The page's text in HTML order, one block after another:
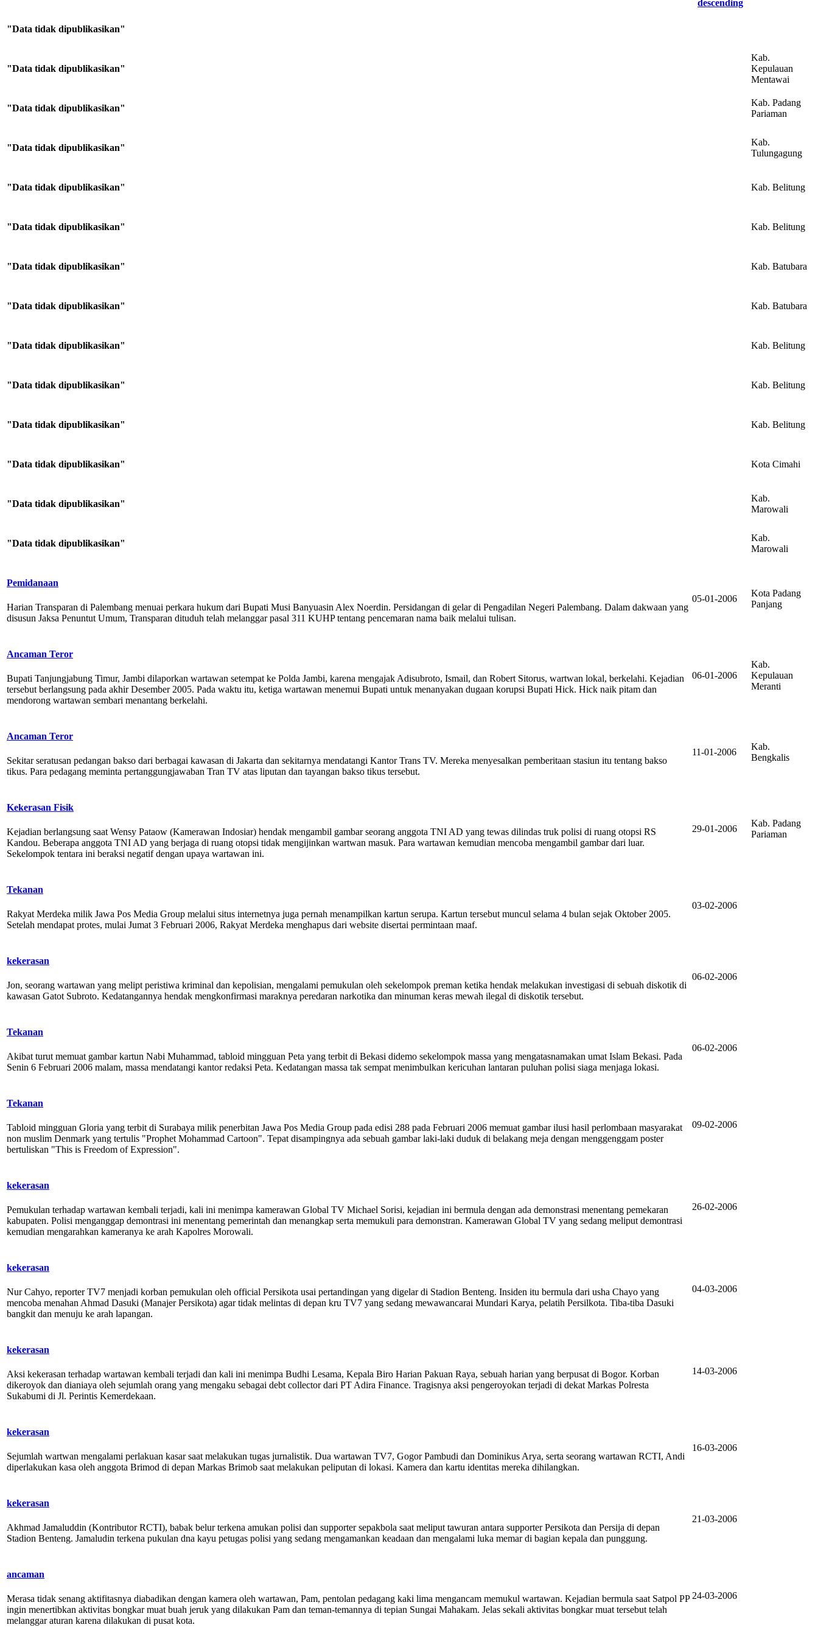
descending
"Data tidak dipublikasikan"
"Data tidak dipublikasikan"
Kab.
Kepulauan
Mentawai
"Data tidak dipublikasikan"
Kab. Padang
Pariaman
"Data tidak dipublikasikan"
Kab.
Tulungagung
"Data tidak dipublikasikan" Kab. Belitung
"Data tidak dipublikasikan" Kab. Belitung
"Data tidak dipublikasikan" Kab. Batubara
"Data tidak dipublikasikan" Kab. Batubara
"Data tidak dipublikasikan" Kab. Belitung
"Data tidak dipublikasikan" Kab. Belitung
"Data tidak dipublikasikan" Kab. Belitung
"Data tidak dipublikasikan" Kota Cimahi
"Data tidak dipublikasikan"
Kab.
Marowali
"Data tidak dipublikasikan"
Kab.
Marowali
Pemidanaan
Harian Transparan di Palembang menuai perkara hukum dari Bupati Musi Banyuasin Alex Noerdin. Persidangan di gelar di Pengadilan Negeri Palembang. Dalam dakwaan yang
disusun Jaksa Penuntut Umum, Transparan dituduh telah melanggar pasal 311 KUHP tentang pencemaran nama baik melalui tulisan.
05-01-2006
Kota Padang
Panjang
Ancaman Teror
Bupati Tanjungjabung Timur, Jambi dilaporkan wartawan setempat ke Polda Jambi, karena mengajak Adisubroto, Ismail, dan Robert Sitorus, wartwan lokal, berkelahi. Kejadian
tersebut berlangsung pada akhir Desember 2005. Pada waktu itu, ketiga wartawan menemui Bupati untuk menanyakan dugaan korupsi Bupati Hick. Hick naik pitam dan
mendorong wartawan sembari menantang berkelahi.
06-01-2006
Kab.
Kepulauan
Meranti
Ancaman Teror
Sekitar seratusan pedangan bakso dari berbagai kawasan di Jakarta dan sekitarnya mendatangi Kantor Trans TV. Mereka menyesalkan pemberitaan stasiun itu tentang bakso
tikus. Para pedagang meminta pertanggungjawaban Tran TV atas liputan dan tayangan bakso tikus tersebut.
11-01-2006
Kab.
Bengkalis
Kekerasan Fisik
Kejadian berlangsung saat Wensy Pataow (Kamerawan Indosiar) hendak mengambil gambar seorang anggota TNI AD yang tewas dilindas truk polisi di ruang otopsi RS
Kandou. Beberapa anggota TNI AD yang berjaga di ruang otopsi tidak mengijinkan wartwan masuk. Para wartawan kemudian mencoba mengambil gambar dari luar.
Sekelompok tentara ini beraksi negatif dengan upaya wartawan ini.
29-01-2006
Kab. Padang
Pariaman
Tekanan
Rakyat Merdeka milik Jawa Pos Media Group melalui situs internetnya juga pernah menampilkan kartun serupa. Kartun tersebut muncul selama 4 bulan sejak Oktober 2005.
Setelah mendapat protes, mulai Jumat 3 Februari 2006, Rakyat Merdeka menghapus dari website disertai permintaan maaf.
03-02-2006
kekerasan
Jon, seorang wartawan yang melipt peristiwa kriminal dan kepolisian, mengalami pemukulan oleh sekelompok preman ketika hendak melakukan investigasi di sebuah diskotik di
kawasan Gatot Subroto. Kedatangannya hendak mengkonfirmasi maraknya peredaran narkotika dan minuman keras mewah ilegal di diskotik tersebut.
06-02-2006
Tekanan
Akibat turut memuat gambar kartun Nabi Muhammad, tabloid mingguan Peta yang terbit di Bekasi didemo sekelompok massa yang mengatasnamakan umat Islam Bekasi. Pada
Senin 6 Februari 2006 malam, massa mendatangi kantor redaksi Peta. Kedatangan massa tak sempat menimbulkan kericuhan lantaran puluhan polisi siaga menjaga lokasi.
06-02-2006
Tekanan
Tabloid mingguan Gloria yang terbit di Surabaya milik penerbitan Jawa Pos Media Group pada edisi 288 pada Februari 2006 memuat gambar ilusi hasil perlombaan masyarakat
non muslim Denmark yang tertulis "Prophet Mohammad Cartoon". Tepat disampingnya ada sebuah gambar laki-laki duduk di belakang meja dengan menggenggam poster
bertuliskan "This is Freedom of Expression".
09-02-2006
kekerasan
Pemukulan terhadap wartawan kembali terjadi, kali ini menimpa kamerawan Global TV Michael Sorisi, kejadian ini bermula dengan ada demonstrasi menentang pemekaran
kabupaten. Polisi menganggap demontrasi ini menentang pemerintah dan menangkap serta memukuli para demonstran. Kamerawan Global TV yang sedang meliput demontrasi
kemudian mengarahkan kameranya ke arah Kapolres Morowali.
26-02-2006
kekerasan
Nur Cahyo, reporter TV7 menjadi korban pemukulan oleh official Persikota usai pertandingan yang digelar di Stadion Benteng. Insiden itu bermula dari usha Chayo yang
mencoba menahan Ahmad Dasuki (Manajer Persikota) agar tidak melintas di depan kru TV7 yang sedang mewawancarai Mundari Karya, pelatih Persilkota. Tiba-tiba Dasuki
bangkit dan menuju ke arah lapangan.
04-03-2006
kekerasan
Aksi kekerasan terhadap wartawan kembali terjadi dan kali ini menimpa Budhi Lesama, Kepala Biro Harian Pakuan Raya, sebuah harian yang berpusat di Bogor. Korban
dikeroyok dan dianiaya oleh sejumlah orang yang mengaku sebagai debt collector dari PT Adira Finance. Tragisnya aksi pengeroyokan terjadi di dekat Markas Polresta
Sukabumi di Jl. Perintis Kemerdekaan.
14-03-2006
kekerasan
Sejumlah wartwan mengalami perlakuan kasar saat melakukan tugas jurnalistik. Dua wartawan TV7, Gogor Pambudi dan Dominikus Arya, serta seorang wartawan RCTI, Andi
diperlakukan kasa oleh anggota Brimod di depan Markas Brimob saat melakukan peliputan di lokasi. Kamera dan kartu identitas mereka dihilangkan.
16-03-2006
kekerasan
Akhmad Jamaluddin (Kontributor RCTI), babak belur terkena amukan polisi dan supporter sepakbola saat meliput tawuran antara supporter Persikota dan Persija di depan
Stadion Benteng. Jamaludin terkena pukulan dna kayu petugas polisi yang sedang mengamankan keadaan dan mengalami luka memar di bagian kepala dan punggung.
21-03-2006
ancaman
Merasa tidak senang aktifitasnya diabadikan dengan kamera oleh wartawan, Pam, pentolan pedagang kaki lima mengancam memukul wartawan. Kejadian bermula saat Satpol PP
ingin menertibkan aktivitas bongkar muat buah jeruk yang dilakukan Pam dan teman-temannya di tepian Sungai Mahakam. Jelas sekali aktivitas bongkar muat tersebut telah
melanggar aturan karena dilakukan di pusat kota.
24-03-2006